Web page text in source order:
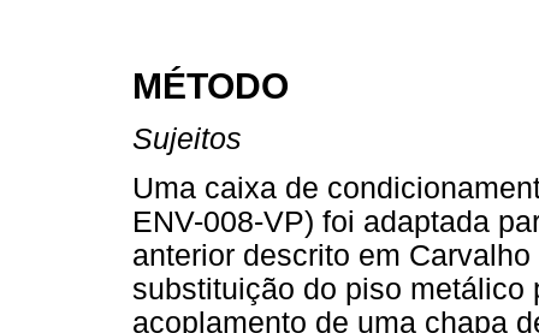
MÉTODO
Sujeitos
Uma caixa de
ENV-008-VP) foi adaptada
anterior descrito em
substituição do piso metálico
acoplamento de uma chapa